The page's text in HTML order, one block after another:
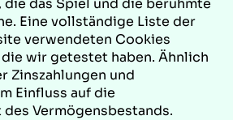
Eine vollständige Liste der
verwendeten Cookies
wir getestet haben. Ähnlich
Zinszahlungen und
Einfluss auf die
Vermögensbestands.